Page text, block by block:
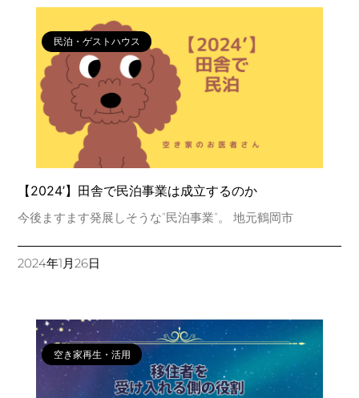
民泊・ゲストハウス
【2024’】田舎で民泊事業は成立するのか
今後ますます発展しそうな”民泊事業”。 地元鶴岡市
2024年1月26日
空き家再生・活用